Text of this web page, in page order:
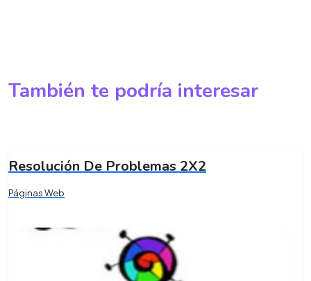
También te podría interesar
Resolución De Problemas 2X2
Páginas Web